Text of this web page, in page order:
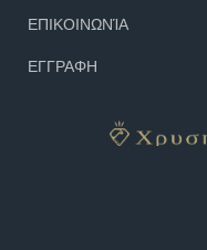
ΕΠΙΚΟΙΝΩΝΊΑ
ΕΓΓΡΑΦΗ